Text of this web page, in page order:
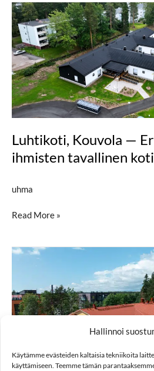
Hallinnoi
Käytämme evästeiden kaltaisia tekniikoita
käyttämiseen. Teemme tämän
Luhtikoti, Kouvola —
ihmisten tavallinen koti
uhma
Luhtikoti,
Kouvola
—
Erityisten
ihmisten
tavallinen
koti
Read More »
Viihtyisyyttä
yhteisöllisyyttä
Vantaan
Kaskelanrinteessä